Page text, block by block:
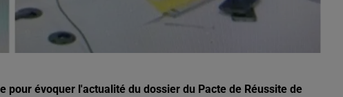
évoquer l'actualité du dossier du Pacte de Réussite de